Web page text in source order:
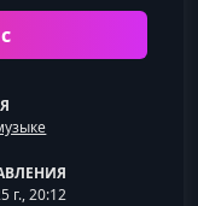
г., 20:12